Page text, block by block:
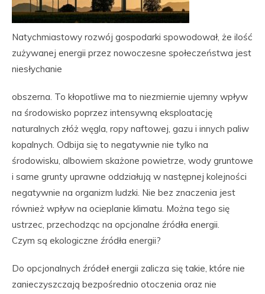
Natychmiastowy rozwój gospodarki spowodował, że ilość
zużywanej energii przez nowoczesne społeczeństwa jest
niesłychanie
obszerna. To kłopotliwe ma to niezmiernie ujemny wpływ
na środowisko poprzez intensywną eksploatację
naturalnych złóż węgla, ropy naftowej, gazu i innych paliw
kopalnych. Odbija się to negatywnie nie tylko na
środowisku, albowiem skażone powietrze, wody gruntowe
i same grunty uprawne oddziałują w następnej kolejności
negatywnie na organizm ludzki. Nie bez znaczenia jest
również wpływ na ocieplanie klimatu. Można tego się
ustrzec, przechodząc na opcjonalne źródła energii.
Czym są ekologiczne źródła energii?
Do opcjonalnych źródeł energii zalicza się takie, które nie
zanieczyszczają bezpośrednio otoczenia oraz nie